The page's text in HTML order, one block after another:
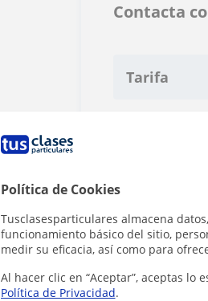
Política de Cookies
Tusclasesparticulares almacena
funcionamiento básico del sitio,
medir su eficacia, así como para
Al hacer clic en “Aceptar”, aceptas lo
Política de Privacidad.
Contacta
Tarifa